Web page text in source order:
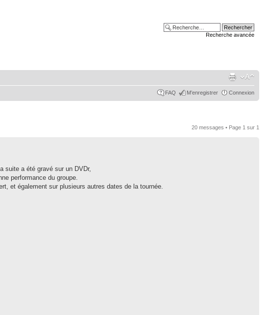
Recherche avancée
FAQ M’enregistrer Connexion
20 messages • Page 1 sur 1
suite a été gravé sur un DVDr,
performance du groupe.
et également sur plusieurs autres dates de la tournée.